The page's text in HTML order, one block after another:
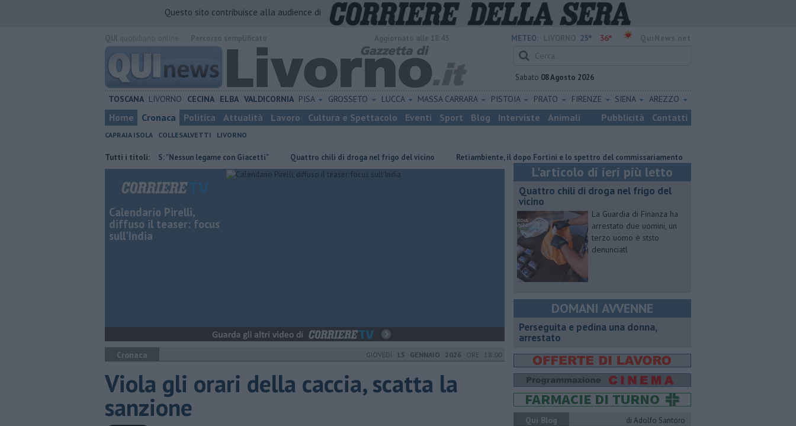
Questo sito contribuisce alla audience di
METEO: 25° 36°
Sabato 08 Agosto 2026
TOSCANA LIVORNO CECINA ELBA VALDICORNIA PISA GROSSETO LUCCA MASSA CARRARA PISTOIA PRATO FIRENZE SIENA AREZZO
Home Cronaca Politica Attualità Lavoro Cultura e Spettacolo Eventi Sport Blog Interviste Animali Pubblicità Contatti
CAPRAIA ISOLA COLLESALVETTI LIVORNO
Tutti i titoli:
Retiambiente, M5S: "Nessun legame con Giacetti" Quattro chili di droga nel frigo del vicino Retiambiente, il dopo Fortini e lo spettro del commissariamento Parco eolico in mare,
Calendario Pirelli,
diffuso il teaser: focus
sull'India
Cronaca GIOVEDÌ 15 GENNAIO 2026 ORE 18:00
Viola gli orari della caccia, scatta la
sanzione
L'articolo di ieri più letto
Quattro chili di droga nel frigo del
vicino
La Guardia di Finanza ha
arrestato due uomini, un
terzo uomo è ststo
denunciatl
DOMANI AVVENNE
Perseguita e pedina una donna,
arrestato
Qui Blog
di Adolfo Santoro